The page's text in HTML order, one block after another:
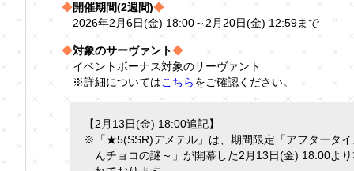
◆開催期間(2週間)◆
2026年2月6日(金) 18:00～2月20日(金) 12:59まで
◆対象のサーヴァント◆
イベントボーナス対象のサーヴァント
※詳細についてはこちらをご確認ください。
【2月13日(金) 18:00追記】
※「★5(SSR)デメテル」は、期間限定「アフタータ
んチョコの謎～」が開幕した2月13日(金) 18:00よ